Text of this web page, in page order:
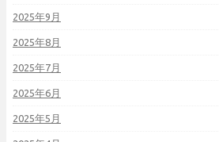
2025年9月
2025年8月
2025年7月
2025年6月
2025年5月